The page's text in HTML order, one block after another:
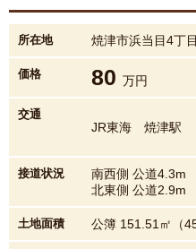
所在地 焼津市浜当目4丁目
価格 80 万円
交通
JR東海 焼津駅
接道状況
南西側 公道4.3m
北東側 公道2.9m
土地面積 公簿 151.51㎡（